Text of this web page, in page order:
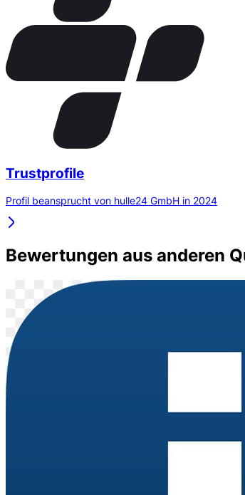
Trustprofile
Profil beansprucht von hulle24 GmbH in 2024
Bewertungen aus anderen